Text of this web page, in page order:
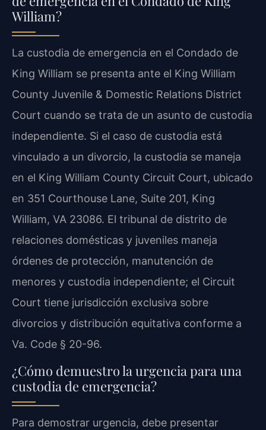
William?
La custodia de emergencia en el Condado de
King William se presenta ante el King William
County Juvenile & Domestic Relations District
Court cuando se trata de un asunto de custodia
independiente. Si el caso de custodia está
vinculado a un divorcio, la custodia se maneja
en el King William County Circuit Court, ubicado
en 351 Courthouse Lane, Suite 201, King
William, VA 23086. El tribunal de distrito de
relaciones domésticas y juveniles maneja
órdenes de protección, manutención de
menores y custodia independiente; el Circuit
Court tiene jurisdicción exclusiva sobre
divorcios y distribución equitativa conforme a
Va. Code § 20-96.
¿Cómo demuestro la urgencia para una
custodia de emergencia?
Para demostrar urgencia, debe presentar